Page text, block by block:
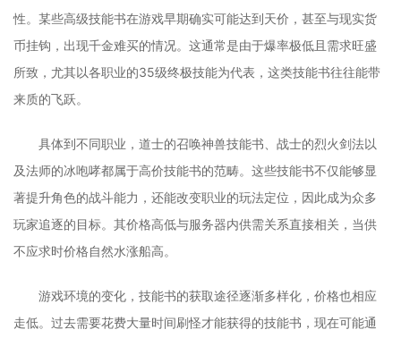
性。某些高级技能书在游戏早期确实可能达到天价，甚至与现实货
币挂钩，出现千金难买的情况。这通常是由于爆率极低且需求旺盛
所致，尤其以各职业的35级终极技能为代表，这类技能书往往能带
来质的飞跃。
具体到不同职业，道士的召唤神兽技能书、战士的烈火剑法以
及法师的冰咆哮都属于高价技能书的范畴。这些技能书不仅能够显
著提升角色的战斗能力，还能改变职业的玩法定位，因此成为众多
玩家追逐的目标。其价格高低与服务器内供需关系直接相关，当供
不应求时价格自然水涨船高。
游戏环境的变化，技能书的获取途径逐渐多样化，价格也相应
走低。过去需要花费大量时间刷怪才能获得的技能书，现在可能通